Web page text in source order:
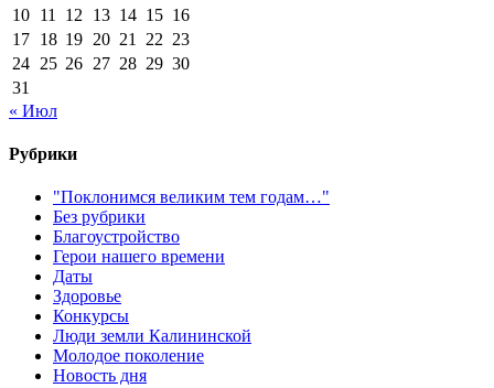
10 11 12 13 14 15 16
17 18 19 20 21 22 23
24 25 26 27 28 29 30
31
« Июл
Рубрики
"Поклонимся великим тем годам…"
Без рубрики
Благоустройство
Герои нашего времени
Даты
Здоровье
Конкурсы
Люди земли Калининской
Молодое поколение
Новость дня